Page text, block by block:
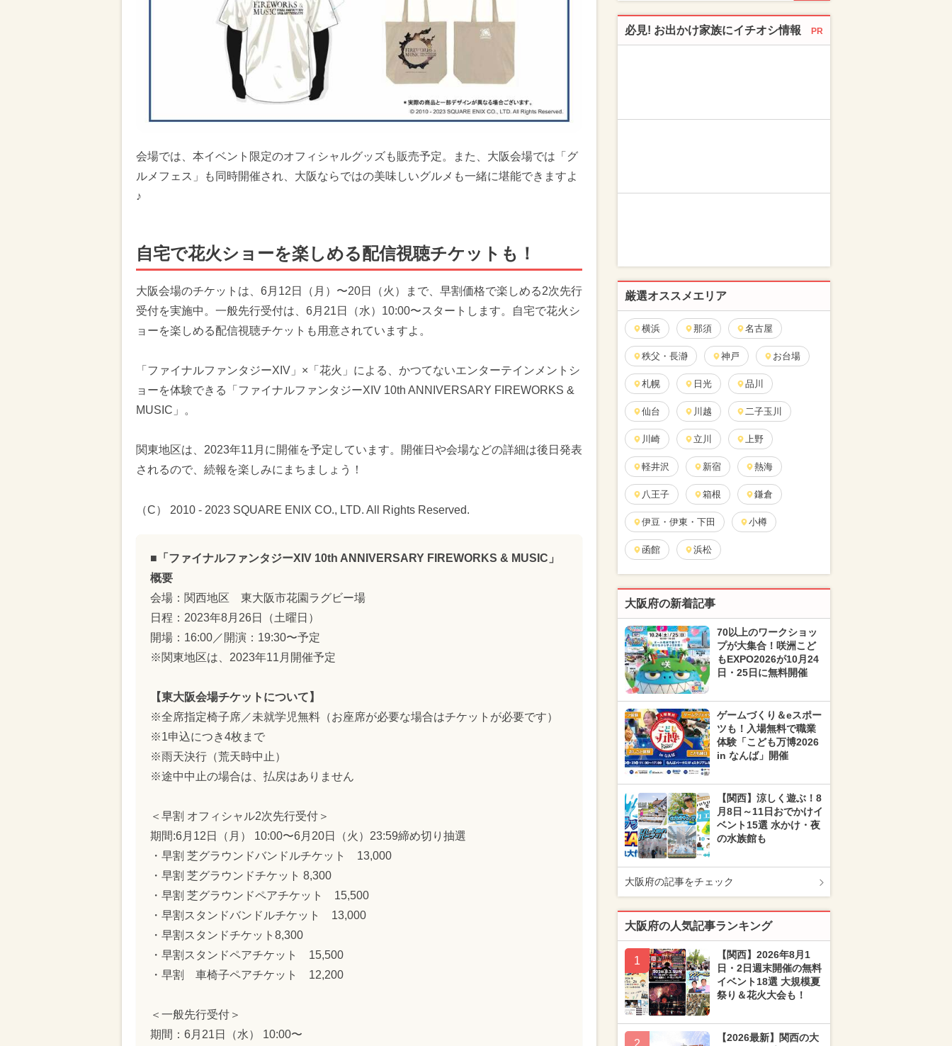
会場では、本イベント限定のオフィシャルグッズも販売予定。また、大阪会場では「グ
ルメフェス」も同時開催され、大阪ならではの美味しいグルメも一緒に堪能できますよ
♪
自宅で花火ショーを楽しめる配信視聴チケットも！
大阪会場のチケットは、6月12日（月）〜20日（火）まで、早割価格で楽しめる2次先行
受付を実施中。一般先行受付は、6月21日（水）10:00〜スタートします。自宅で花火シ
ョーを楽しめる配信視聴チケットも用意されていますよ。
「ファイナルファンタジーXIV」×「花火」による、かつてないエンターテインメントシ
ョーを体験できる「ファイナルファンタジーXIV 10th ANNIVERSARY FIREWORKS &
MUSIC」。
関東地区は、2023年11月に開催を予定しています。開催日や会場などの詳細は後日発表
されるので、続報を楽しみにまちましょう！
（C） 2010 - 2023 SQUARE ENIX CO., LTD. All Rights Reserved.
■「ファイナルファンタジーXIV 10th ANNIVERSARY FIREWORKS & MUSIC」
概要
会場：関西地区 東大阪市花園ラグビー場
日程：2023年8月26日（土曜日）
開場：16:00／開演：19:30〜予定
※関東地区は、2023年11月開催予定
【東大阪会場チケットについて】
※全席指定椅子席／未就学児無料（お座席が必要な場合はチケットが必要です）
※1申込につき4枚まで
※雨天決行（荒天時中止）
※途中中止の場合は、払戻はありません
＜早割 オフィシャル2次先行受付＞
期間:6月12日（月） 10:00〜6月20日（火）23:59締め切り抽選
・早割 芝グラウンドバンドルチケット 13,000
・早割 芝グラウンドチケット 8,300
・早割 芝グラウンドペアチケット 15,500
・早割スタンドバンドルチケット 13,000
・早割スタンドチケット8,300
・早割スタンドペアチケット 15,500
・早割 車椅子ペアチケット 12,200
＜一般先行受付＞
期間：6月21日（水） 10:00〜
必見! お出かけ家族にイチオシ情報 PR
厳選オススメエリア
横浜 那須 名古屋
秩父・長瀞 神戸 お台場
札幌 日光 品川
仙台 川越 二子玉川
川崎 立川 上野
軽井沢 新宿 熱海
八王子 箱根 鎌倉
伊豆・伊東・下田 小樽
函館 浜松
大阪府の新着記事
70以上のワークショッ
プが大集合！咲洲こど
もEXPO2026が10月24
日・25日に無料開催
ゲームづくり＆eスポー
ツも！入場無料で職業
体験「こども万博2026
in なんば」開催
【関西】涼しく遊ぶ！8
月8日～11日おでかけイ
ベント15選 水かけ・夜
の水族館も
大阪府の記事をチェック
大阪府の人気記事ランキング
1
【関西】2026年8月1
日・2日週末開催の無料
イベント18選 大規模夏
祭り＆花火大会も！
2
【2026最新】関西の大